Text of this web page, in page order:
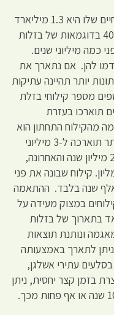
אשלגן דועך לאט מאוד. זמן מחצית החיים שלו היא 1.3 מיליארד
שנה. מקביעת ריכוזי אשלגן-40 וארגון-40 בדוגמאות של בזלות
כמה מיליוני שנים.
להן. אם נתארך את
יותר תהיינה עתיקות
מספר קילוחי בזלת
תוארכו בעזרת
מהקילוח התחתון הוא
3.3 מיליוני שנה, דוגמה מקילוח גבוה יותר תוארכה ל-3 מיליוני
שנה, דוגמה מאמצע המצוק היא בת 2.3 מיליון שנה והאחרונה,
הקילוחים העליונים היא בת 1.8 מליון. קילוח שבונה את פני
מחוץ לקניון הזוויתן הוא בן 700 אלף שנה בלבד. ההתאמה
במצוק מעידה על
בתארוך של בזלות
ונותנת תוצאות
לתארך באמצעותה
בסלעים עתירי אשלגן,
בזמן קצר יחסית, ניתן